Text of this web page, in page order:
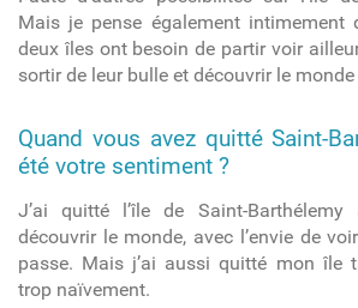
Mais je pense également intimement
deux îles ont besoin de partir voir
sortir de leur bulle et découvrir le
Quand vous avez quitté Saint-
été votre sentiment ?
J’ai quitté l’île de Saint-
découvrir le monde, avec l’envie de
passe. Mais j’ai aussi quitté mon île
trop naïvement.